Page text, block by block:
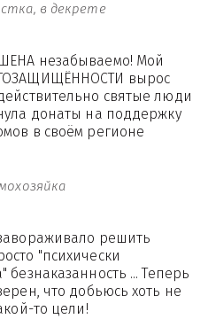
в декрете
незабываемо! Мой
вырос
святые люди
донаты на поддержку
в своём регионе
решить
"психически
безнаказанность ... Теперь
что добьюсь хоть не
то цели!